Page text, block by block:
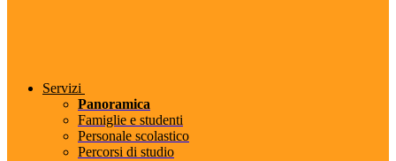
Servizi
Panoramica
Famiglie e studenti
Personale scolastico
Percorsi di studio